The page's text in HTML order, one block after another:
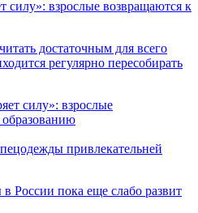
силу»: взрослые возвращаются к
достаточным для всего
регулярно пересобирать
привлекательней
России пока еще слабо развит